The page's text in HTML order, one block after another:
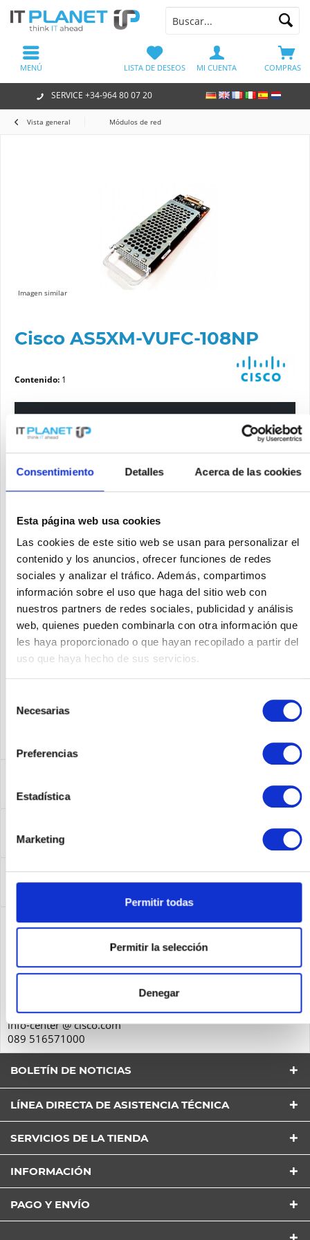
Consentimiento Detalles Acerca de las cookies
Esta página web usa cookies
Las cookies de este sitio web se usan para personalizar el
contenido y los anuncios, ofrecer funciones de redes
sociales y analizar el tráfico. Además, compartimos
información sobre el uso que haga del sitio web con
nuestros partners de redes sociales, publicidad y análisis
web, quienes pueden combinarla con otra información que
les haya proporcionado o que hayan recopilado a partir del
uso que haya hecho de sus servicios.
Necesarias
Preferencias
Estadística
Marketing
Permitir todas
Permitir la selección
Denegar
SERVICE +34-964 80 07 20
COMPRAS
LISTA DE DESEOS MI CUENTA
MENÚ
Vista general Módulos de red
Imagen similar
Cisco AS5XM-VUFC-108NP
Contenido: 1
nuevo reacondicionado
Solicite un precio
SOLICITE UN PRECIO
He leído la
de acuerdo*
Los campos con * son obligatorios
Recordar Solicitud de oferta de articulo
Fabricante No: AS5XM-VUFC-108NP
AS5XM-VUFC-108NP | AS5XM-VUFC-108NP
Leasingmás
Service
Seguridad de los productos
Deutschland
info-center @ cisco.com
089 516571000
BOLETÍN DE NOTICIAS
LÍNEA DIRECTA DE ASISTENCIA TÉCNICA
SERVICIOS DE LA TIENDA
INFORMACIÓN
PAGO Y ENVÍO